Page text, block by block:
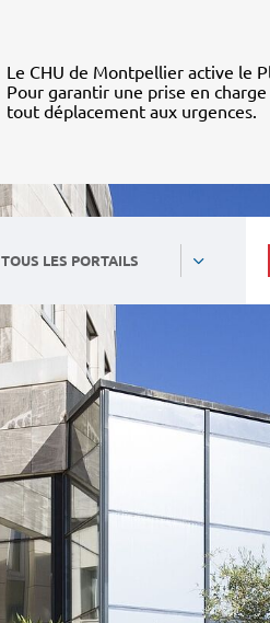
Le CHU de Montpellier active le
Pour garantir une prise en
tout déplacement aux urgences.
TOUS LES PORTAILS